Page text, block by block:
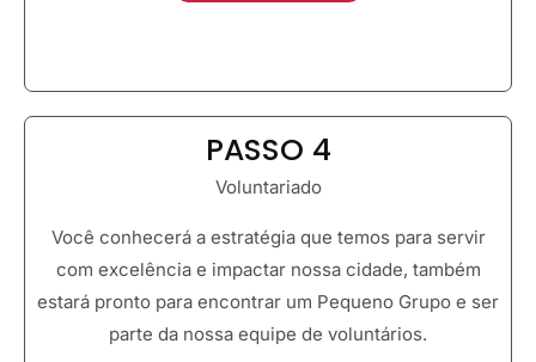
PASSO 4
Voluntariado
Você conhecerá a estratégia que temos para servir
com excelência e impactar nossa cidade, também
estará pronto para encontrar um Pequeno Grupo e ser
parte da nossa equipe de voluntários.